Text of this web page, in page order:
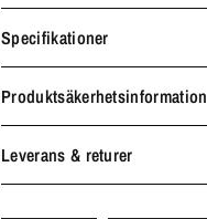
Specifikationer
Produktsäkerhetsinformation
Leverans & returer